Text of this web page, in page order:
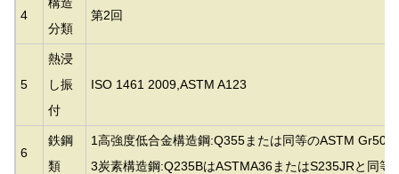
4
分類
第2回
5
熱浸
し振
付
ISO 1461 2009,ASTM A123
6
鉄鋼
類
1高強度低合金構造鋼:Q355または同等のASTM Gr50
3炭素構造鋼:Q235BはASTMA36またはS235JRと同等